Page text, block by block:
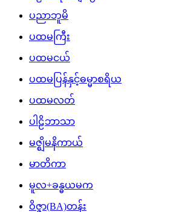
ပညာဘူမိ
ပထမကြီး
ပထမငယ်
ပထမပြန်နှင့်ဓမ္မာစရိယ
ပထမလတ်
ပါဠိဘာသာ
မဇ္ဈိမနိကာယ်
မာတိကာ
မူလ+ခန္ဓယမက
ဝိဇ္ဇာ(BA)တန်း